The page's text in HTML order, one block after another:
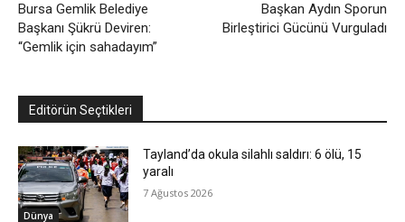
Bursa Gemlik Belediye
Başkanı Şükrü Deviren:
“Gemlik için sahadayım”
Başkan Aydın Sporun
Birleştirici Gücünü Vurguladı
Editörün Seçtikleri
Dünya
Tayland’da okula silahlı saldırı: 6 ölü, 15
yaralı
7 Ağustos 2026